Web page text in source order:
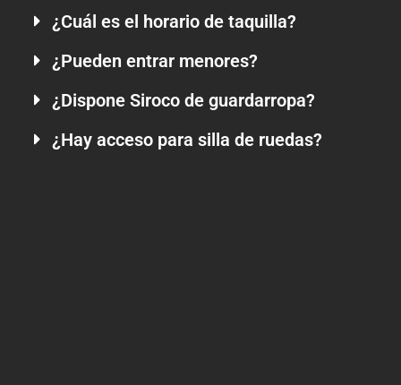
¿Cuál es el horario de taquilla?
¿Pueden entrar menores?
¿Dispone Siroco de guardarropa?
¿Hay acceso para silla de ruedas?